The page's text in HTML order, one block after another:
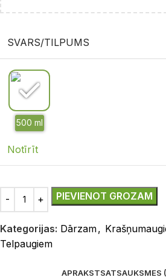
SVARS/TILPUMS
Notīrīt
PIEVIENOT GROZAM
Kategorijas: Dārzam,
Telpaugiem
APRAKSTSATSAUKSMES